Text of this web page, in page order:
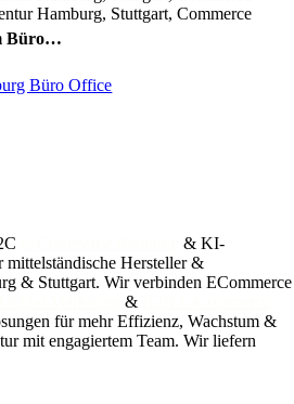
Büro…
& KI-
Hersteller &
& Stuttgart. Wir verbinden ECommerce
&
für mehr Effizienz, Wachstum &
mit engagiertem Team. Wir liefern